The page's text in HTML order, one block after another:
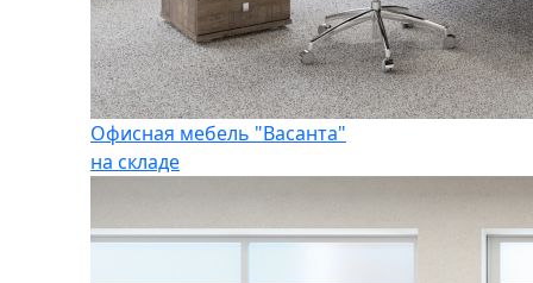
Офисная мебель "Васанта"
на складе